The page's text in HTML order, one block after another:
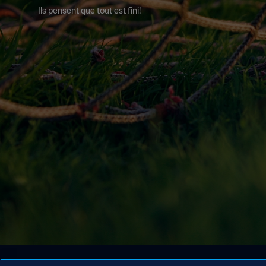
Ils pensent que tout est fini!